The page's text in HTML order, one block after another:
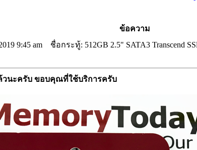
ข้อความ
9:45 am
ชื่อกระทู้: 512GB 2.5" SATA3 Transcend
ล้วนะครับ ขอบคุณที่ใช้บริการครับ